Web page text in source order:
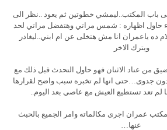
باب المكتب..ليمشي خطوتين ثم يعود ..نظر الى
حاول اظهاره : شمس مراتي وهتفضل مراتي لحد
ده ياعمران انا مش هتخلى عن ام ابني..ليغادر
ويترك الاخر
من عناد الاثنان فهو حاول التحدث قبل ذلك مع
جدوى…حتى انها لم تخبره سبب واضح لقرارها
لم تعد تستطيع العيش مع عاصي بعد اليوم..
عمران اجرى مكالماته وامر الجميع بالحبث
عنها…